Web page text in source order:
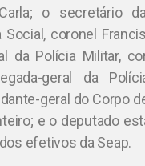
o secretário
Social, coronel
da Polícia Militar,
geral da
geral do Corpo
e o deputado
efetivos da Seap.